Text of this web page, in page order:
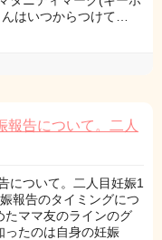
はいつからつけて…
報告について。二人
について。二人目妊娠1
報告のタイミングにつ
たママ友のラインのグ
ったのは自身の妊娠